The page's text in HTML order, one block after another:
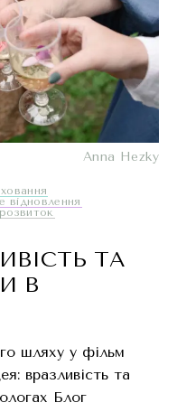
Anna Hezky
відновлення
ТА
В
шляху у фільм
вразливість та
Блог